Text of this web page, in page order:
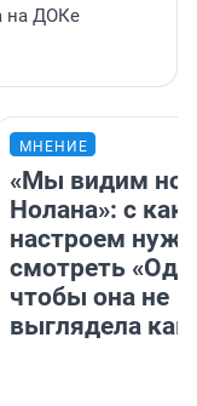
на ДОКе
МНЕНИЕ
«Мы видим
Нолана»: с
настроем
смотреть
чтобы она не
выглядела как